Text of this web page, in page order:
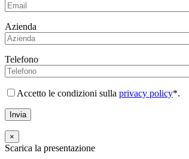
Azienda
Telefono
Accetto le condizioni sulla privacy policy*.
×
Scarica la presentazione